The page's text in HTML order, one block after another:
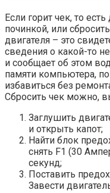
Если горит чек, то
починкой, или
двигателя – это
сведения о какой-то
и сообщает об этом
памяти компьютера,
избавиться без
Сбросить чек можно,
Заглушить
и открыть капот;
Найти блок
снять F1 (30
секунд;
Поставить
Завести